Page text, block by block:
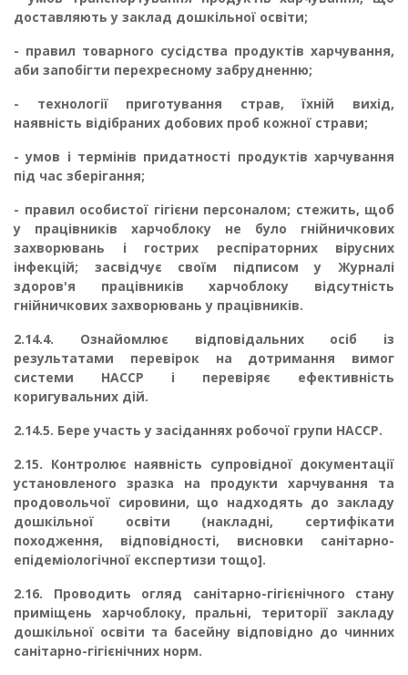
доставляють у за­клад дошкільної освіти;
- правил товарного сусідства продуктів харчування,
аби запобігти пере­хресному забрудненню;
- технології приготування страв, їхній вихід,
наявність відібраних добо­вих проб кожної страви;
-умов і термінів придатності продуктів харчування
під час зберігання;
- правил особистої гігієни персоналом; стежить, щоб
у працівників хар­чоблоку не було гнійничкових
захворювань і гострих респіраторних вірусних
інфекцій; засвідчує своїм підписом у Журналі
здоров'я пра­цівників харчоблоку відсутність
гнійничкових захворювань у праців­ників.
2.14.4. Ознайомлює відповідальних осіб із
результатами перевірок на дотримання вимог
системи НАССР і перевіряє ефективність
коригувальних дій.
2.14.5. Бере участь у засіданнях робочої групи НАССР.
2.15. Контролює наявність супровідної документації
установленого зразка на продукти харчування та
продовольчої сировини, що надходять до закладу
дошкільної освіти (накладні, сертифікати
походження, відповідності, висновки санітарно-
епідеміологічної експертизи тощо].
2.16. Проводить огляд санітарно-гігієнічного стану
приміщень харчоблоку, пральні, тери­торії закладу
дошкільної освіти та басейну відповідно до чинних
санітарно-гігієнічних норм.